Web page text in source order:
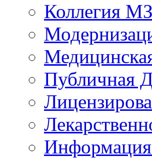
Коллегия
Публичная
Информация